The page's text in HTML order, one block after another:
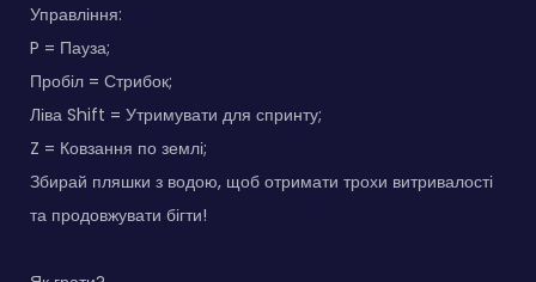
Управління:
P = Пауза;
Пробіл = Стрибок;
Ліва Shift = Утримувати для спринту;
Z = Ковзання по землі;
Збирай пляшки з водою, щоб отримати трохи витривалості
та продовжувати бігти!